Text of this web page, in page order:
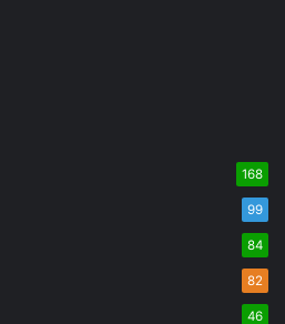
168
99
84
82
46